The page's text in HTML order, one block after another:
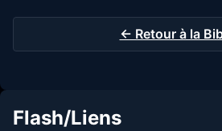
← Retour à la
Flash/Liens